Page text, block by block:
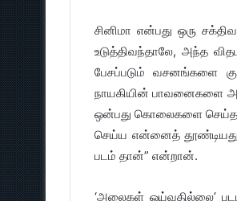
சினிமா என்பது ஒரு
உடுத்திவந்தாலே, அந்த
பேசப்படும் வசனங்களை
நாயகியின் பாவனைகளை
ஒன்பது கொலைகளை
செய்ய என்னைத்
படம் தான்” என்றான்.
‘அலைகள் ஓய்வதில்லை’